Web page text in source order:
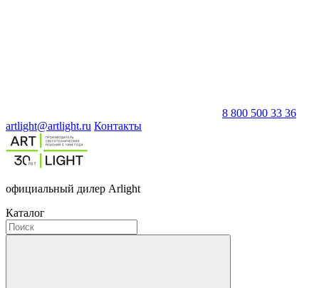
8 800 500 33 36
artlight@artlight.ru Контакты
официальный дилер Arlight
Каталог